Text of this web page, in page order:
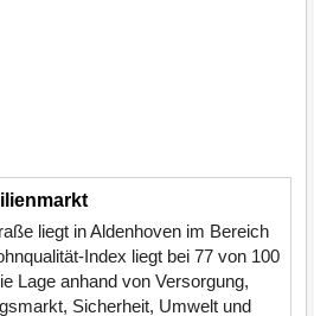
liegt in Aldenhoven im Bereich
Index liegt bei 77 von 100
Lage anhand von Versorgung,
Sicherheit, Umwelt und